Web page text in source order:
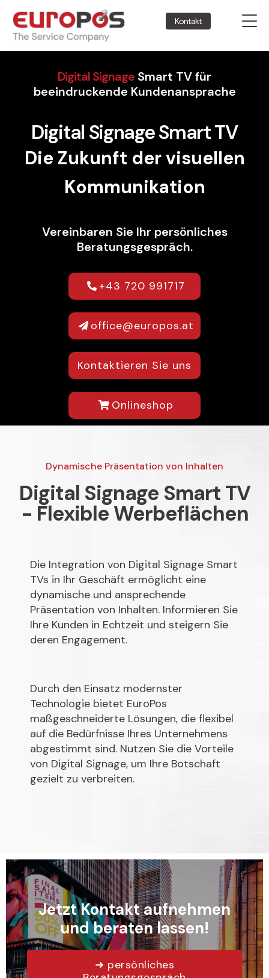
Kontakt
Digital Signage Smart TV für
beeindruckende Kundenansprache
Digital Signage Smart TV
Die Zukunft der visuellen
Kommunikation
Vereinbaren Sie Ihr persönliches
Beratungsgespräch.
+43 720 991717
office@europos.at
Kontaktieren Sie uns
Onlineshop
Dynamische Präsentation von Inhalten
Digital Signage Smart TV
- Flexible Werbeflächen
Die Integration von Digital Signage Smart
TVs in Ihr Geschäft ermöglicht eine
dynamische und ansprechende
Präsentation von Inhalten. Informieren Sie
Ihre Kunden in Echtzeit und steigern Sie
deren Engagement.
Durch den Einsatz modernster
Technologie bietet EuroPos
maßgeschneiderte Lösungen, die flexibel
auf die Bedürfnisse Ihres Unternehmens
abgestimmt sind. Nutzen Sie die Vorteile
von Digital Signage, um Ihre Botschaft
gezielt zu verbreiten.
Jetzt Kontakt aufnehmen
und beraten lassen!
➜ persönliches